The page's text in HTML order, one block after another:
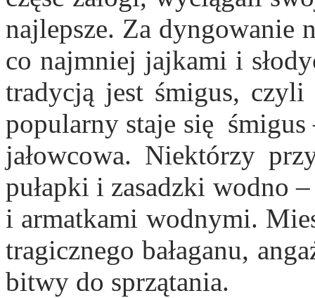
najlepsze. Za dyngowanie
co najmniej jajkami i
tradycją jest śmigus,
popularny staje się
jałowcowa. Niektórzy
pułapki i zasadzki wodno
i armatkami wodnymi.
tragicznego bałaganu,
bitwy do sprzątania.